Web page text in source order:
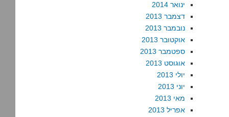
ינואר 2014
דצמבר 2013
נובמבר 2013
אוקטובר 2013
ספטמבר 2013
אוגוסט 2013
יולי 2013
יוני 2013
מאי 2013
אפריל 2013